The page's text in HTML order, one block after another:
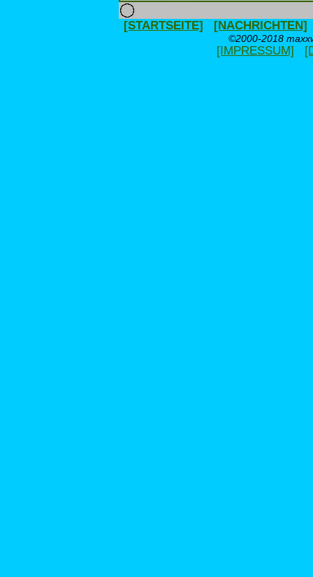
[STARTSEITE] [NACHRICHTEN]
©2000-2018
[IMPRESSUM]